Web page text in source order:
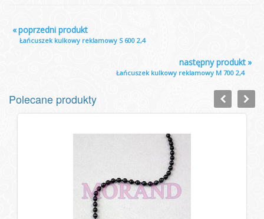
«poprzedni produkt
Łańcuszek kulkowy reklamowy S 600 2,4
»
następny produkt
Łańcuszek kulkowy reklamowy M 700 2,4
Polecane produkty